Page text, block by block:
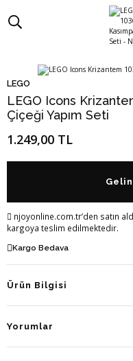
LEGO
LEGO Icons
Çiçeği Yapım Seti
1.249,00 TL
njoyonline.com.tr’den satın
kargoya teslim edilmektedir.
Kargo Bedava
Ürün Bilgisi
Yorumlar